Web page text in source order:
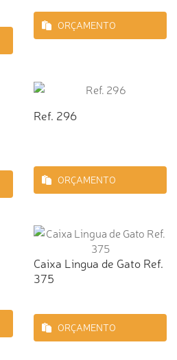
ORÇAMENTO
Ref. 296
ORÇAMENTO
Caixa Lingua de Gato Ref.
375
ORÇAMENTO